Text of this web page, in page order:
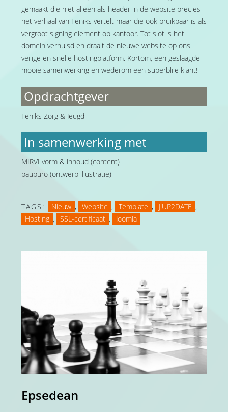
gemaakt die niet alleen als header in de website precies
het verhaal van Feniks vertelt maar die ook bruikbaar is als
vergroot signing element op kantoor. Tot slot is het
domein verhuisd en draait de nieuwe website op ons
veilige en snelle hostingplatform. Kortom, een geslaagde
mooie samenwerking en wederom een superblije klant!
Opdrachtgever
Feniks Zorg & Jeugd
In samenwerking met
MIRVI vorm & inhoud (content)
bauburo (ontwerp illustratie)
TAGS: Nieuw , Website , Template , J!UP2DATE ,
Hosting , SSL-certificaat , Joomla
Epsedean